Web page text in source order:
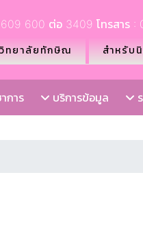
600 ต่อ 3409 โทรสาร :
ทยาลัยทักษิณ สำหรับ
การ บริการข้อมูล